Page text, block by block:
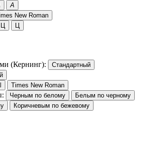
A
New Roman
Ц Ц
(Кернинг):
Стандартный
Times New Roman
Черным по белому
Белым по черному
Коричневым по бежевому